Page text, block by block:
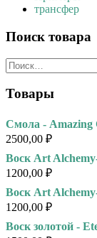
трансфер
Поиск товара
Найти:
Товары
Смола - Amazing
2500,00 ₽
Воск Art
1200,00 ₽
Воск Art
1200,00 ₽
Воск золотой -